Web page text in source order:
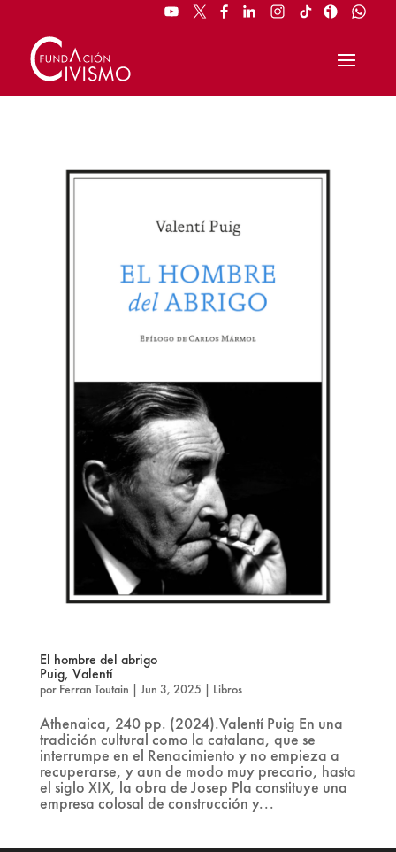
El hombre del abrigo
Puig, Valentí
por Ferran Toutain | Jun 3, 2025 | Libros
Athenaica, 240 pp. (2024).Valentí Puig En una
tradición cultural como la catalana, que se
interrumpe en el Renacimiento y no empieza a
recuperarse, y aun de modo muy precario, hasta
el siglo XIX, la obra de Josep Pla constituye una
empresa colosal de construcción y...